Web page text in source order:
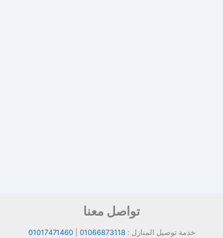
تواصل معنا
خدمة توصيل المنازل : 01066873118
|
01017471460